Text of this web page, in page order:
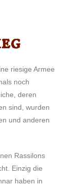
riesige Armee
noch
deren
sind, wurden
und anderen
Rassilons
Einzig die
haben in